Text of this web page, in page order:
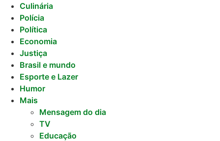
Culinária
Polícia
Política
Economia
Justiça
Brasil e mundo
Esporte e Lazer
Humor
Mais
Mensagem do dia
TV
Educação